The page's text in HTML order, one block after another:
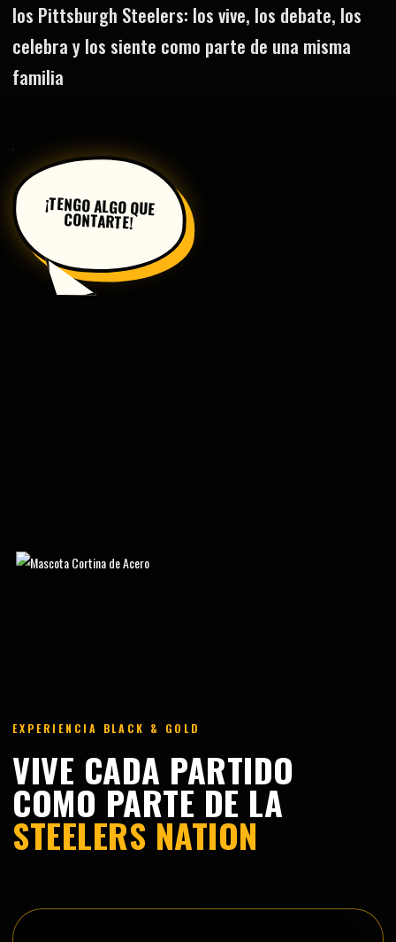
los Pittsburgh Steelers: los vive, los debate, los
celebra y los siente como parte de una misma
familia
¡TENGO ALGO QUE
CONTARTE!
EXPERIENCIA BLACK & GOLD
VIVE CADA PARTIDO
COMO PARTE DE LA
STEELERS NATION